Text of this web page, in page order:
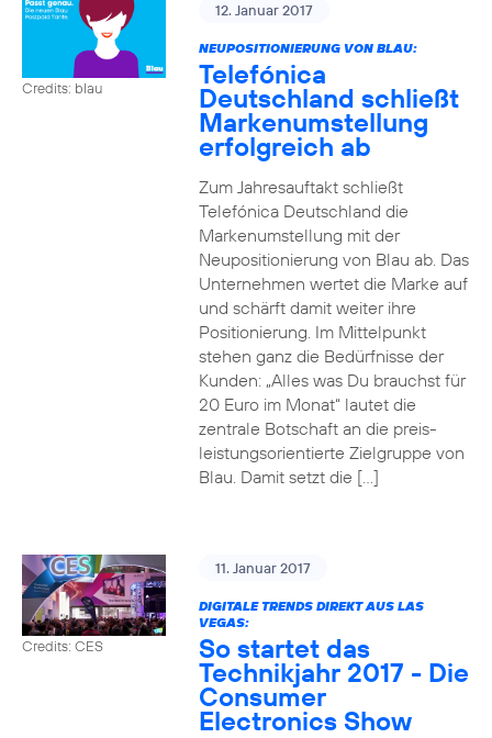
Credits: blau
12. Januar 2017
NEUPOSITIONIERUNG VON BLAU:
Telefónica
Deutschland schließt
Markenumstellung
erfolgreich ab
Zum Jahresauftakt schließt
Telefónica Deutschland die
Markenumstellung mit der
Neupositionierung von Blau ab. Das
Unternehmen wertet die Marke auf
und schärft damit weiter ihre
Positionierung. Im Mittelpunkt
stehen ganz die Bedürfnisse der
Kunden: „Alles was Du brauchst für
20 Euro im Monat“ lautet die
zentrale Botschaft an die preis-
leistungsorientierte Zielgruppe von
Blau. Damit setzt die […]
Credits: CES
11. Januar 2017
DIGITALE TRENDS DIREKT AUS LAS
VEGAS:
So startet das
Technikjahr 2017 - Die
Consumer
Electronics Show